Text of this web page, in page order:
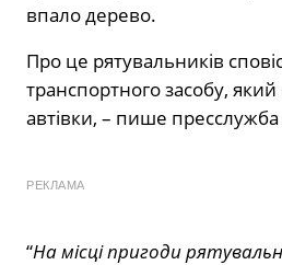
впало дерево.
Про це рятувальників
транспортного засобу,
автівки, – пише
РЕКЛАМА
“На місці пригоди